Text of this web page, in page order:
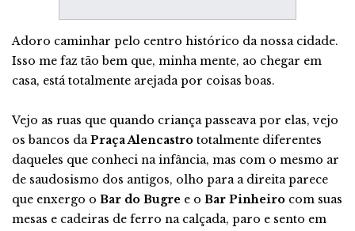
Adoro caminhar pelo centro histórico da nossa cidade.
Isso me faz tão bem que, minha mente, ao chegar em
casa, está totalmente arejada por coisas boas.
Vejo as ruas que quando criança passeava por elas, vejo
os bancos daPraça Alencastro totalmente diferentes
daqueles que conheci na infância, mas com o mesmo ar
de saudosismo dos antigos, olho para a direita parece
que enxergo o Bar do Bugre e o Bar Pinheiro com suas
mesas e cadeiras de ferro na calçada, paro e sento em